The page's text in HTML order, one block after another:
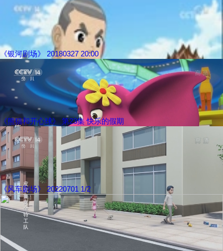
《银河剧场》 20180327 20:00
《熊猫和开心球》 第23集 快乐的假期
《风车剧场》 20220701 1/2